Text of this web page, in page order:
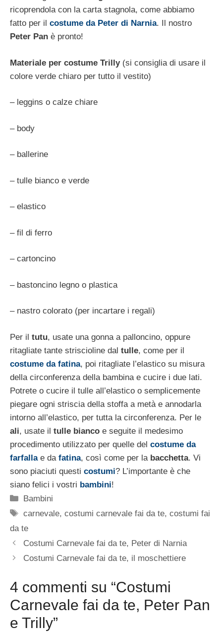
ricoprendola con la carta stagnola, come abbiamo
fatto per il costume da Peter di Narnia. Il nostro
Peter Pan è pronto!
Materiale per costume Trilly(si consiglia di usare il
colore verde chiaro per tutto il vestito)
– leggins o calze chiare
– body
– ballerine
– tulle bianco e verde
– elastico
– fil di ferro
– cartoncino
– bastoncino legno o plastica
– nastro colorato (per incartare i regali)
Per il tutu, usate una gonna a palloncino, oppure
ritagliate tante striscioline dal tulle, come per il
costume da fatina, poi ritagliate l’elastico su misura
della circonferenza della bambina e cucire i due lati.
Potrete o cucire il tulle all’elastico o semplicemente
piegare ogni striscia della stoffa a metà e annodarla
intorno all’elastico, per tutta la circonferenza. Per le
ali, usate il tulle bianco e seguite il medesimo
procedimento utilizzato per quelle del costume da
farfallae da fatina, così come per la bacchetta. Vi
sono piaciuti questi costumi? L’importante è che
siano felici i vostri bambini!
Categorie
Bambini
Tag
carnevale,costumi carnevale fai da te,costumi fai
da te
Costumi Carnevale fai da te, Peter di Narnia
Costumi Carnevale fai da te, il moschettiere
4 commenti su “Costumi
Carnevale fai da te, Peter Pan
e Trilly”